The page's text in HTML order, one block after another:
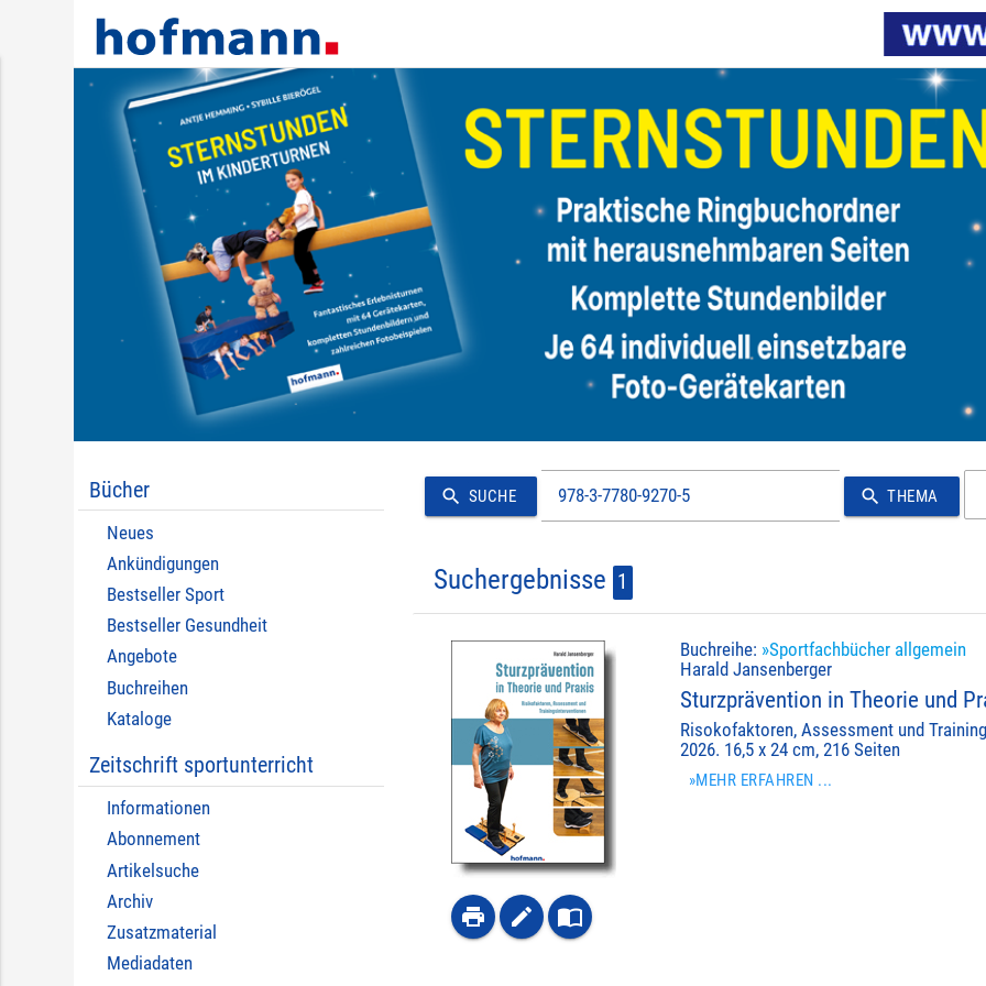
Bücher
Neues
Ankündigungen
Bestseller Sport
Bestseller Gesundheit
Angebote
Buchreihen
Kataloge
Zeitschrift sportunterricht
Informationen
Abonnement
Artikelsuche
Archiv
Zusatzmaterial
Mediadaten
search SUCHE search THEMA
Suchergebnisse 1
Buchreihe: »Sportfachbücher allgemein
Harald Jansenberger
Sturzprävention in Theorie und
Risokofaktoren, Assessment und
2026. 16,5 x 24 cm, 216 Seiten
»MEHR ERFAHREN ...
print create import_contacts